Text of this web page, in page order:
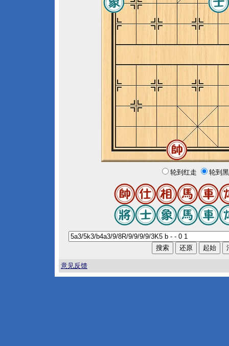
轮到红走 轮到
意见反馈